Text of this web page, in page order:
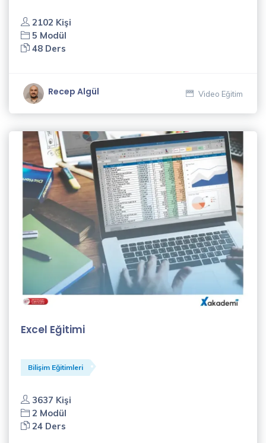
2102 Kişi
5 Modül
48 Ders
Recep Algül Video Eğitim
Excel Eğitimi
Bilişim Eğitimleri
3637 Kişi
2 Modül
24 Ders